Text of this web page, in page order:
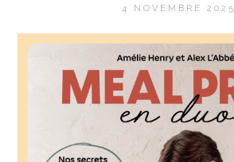
4 NOVEMBRE 2025